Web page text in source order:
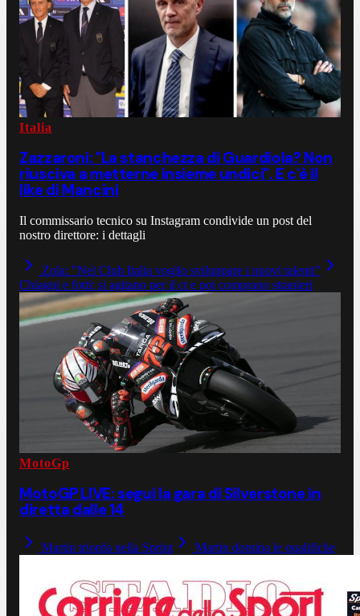
Italia
Zazzaroni: "La stanchezza di Guardiola? Non
riusciva a metterne insieme undici". E c'è il
like di Mancini
Il commissario tecnico su Instagram condivide un post del
nostro direttore: i dettagli
Zola: "Nel Club Italia voglio sviluppare i nuovi talenti"
Chiagni e fotti: si agitano per il ct e poi comprano stranieri
MotoGp
MotoGP LIVE: segui la gara di Silverstone in
diretta dalle 14
Martin trionfa nella Sprint Martin domina le qualifiche